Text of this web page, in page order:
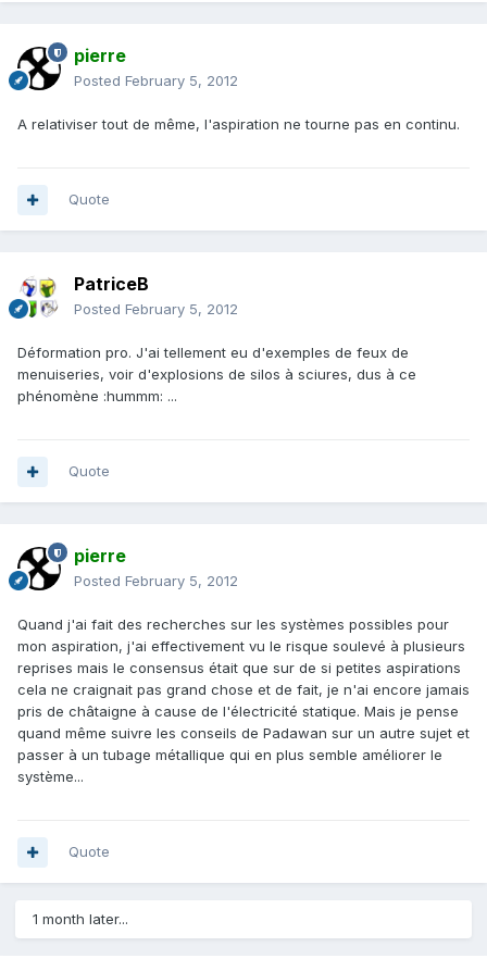
pierre
Posted February 5, 2012
A relativiser tout de même, l'aspiration ne tourne pas en continu.
Quote
PatriceB
Posted February 5, 2012
Déformation pro. J'ai tellement eu d'exemples de feux de
menuiseries, voir d'explosions de silos à sciures, dus à ce
phénomène :hummm: ...
Quote
pierre
Posted February 5, 2012
Quand j'ai fait des recherches sur les systèmes possibles pour
mon aspiration, j'ai effectivement vu le risque soulevé à plusieurs
reprises mais le consensus était que sur de si petites aspirations
cela ne craignait pas grand chose et de fait, je n'ai encore jamais
pris de châtaigne à cause de l'électricité statique. Mais je pense
quand même suivre les conseils de Padawan sur un autre sujet et
passer à un tubage métallique qui en plus semble améliorer le
système...
Quote
1 month later...